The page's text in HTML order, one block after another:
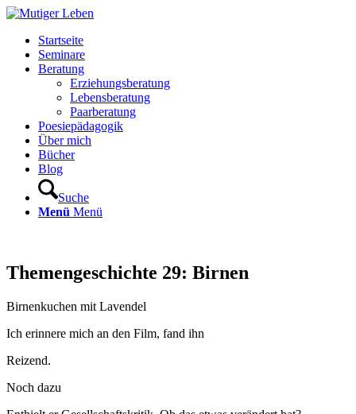
Startseite
Seminare
Beratung
Erziehungsberatung
Lebensberatung
Paarberatung
Poesiepädagogik
Über mich
Bücher
Blog
Suche
Menü Menü
Themengeschichte 29: Birnen
Birnenkuchen mit Lavendel
Ich erinnere mich an den Film, fand ihn
Reizend.
Noch dazu